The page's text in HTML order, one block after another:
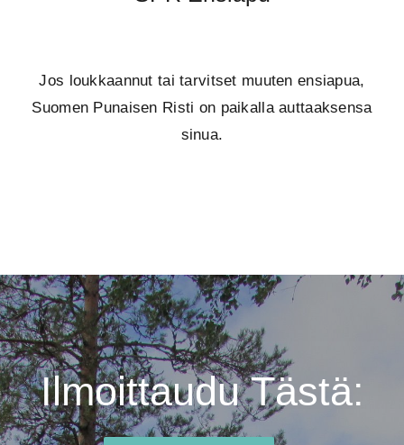
Jos loukkaannut tai tarvitset muuten ensiapua,
Suomen Punaisen Risti on paikalla auttaaksensa
sinua.
Ilmoittaudu Tästä: